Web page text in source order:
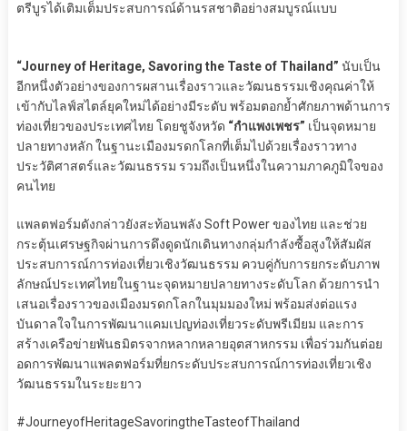
ตรีบูรได้เติมเต็มประสบการณ์ด้านรสชาติอย่างสมบูรณ์แบบ
“Journey of Heritage, Savoring the Taste of Thailand” นับเป็น
อีกหนึ่งตัวอย่างของการผสานเรื่องราวและวัฒนธรรมเชิงคุณค่าให้
เข้ากับไลฟ์สไตล์ยุคใหม่ได้อย่างมีระดับ พร้อมตอกย้ำศักยภาพด้านการ
ท่องเที่ยวของประเทศไทย โดยชูจังหวัด “กำแพงเพชร” เป็นจุดหมาย
ปลายทางหลัก ในฐานะเมืองมรดกโลกที่เต็มไปด้วยเรื่องราวทาง
ประวัติศาสตร์และวัฒนธรรม รวมถึงเป็นหนึ่งในความภาคภูมิใจของ
คนไทย
แพลตฟอร์มดังกล่าวยังสะท้อนพลัง Soft Power ของไทย และช่วย
กระตุ้นเศรษฐกิจผ่านการดึงดูดนักเดินทางกลุ่มกำลังซื้อสูงให้สัมผัส
ประสบการณ์การท่องเที่ยวเชิงวัฒนธรรม ควบคู่กับการยกระดับภาพ
ลักษณ์ประเทศไทยในฐานะจุดหมายปลายทางระดับโลก ด้วยการนำ
เสนอเรื่องราวของเมืองมรดกโลกในมุมมองใหม่ พร้อมส่งต่อแรง
บันดาลใจในการพัฒนาแคมเปญท่องเที่ยวระดับพรีเมียม และการ
สร้างเครือข่ายพันธมิตรจากหลากหลายอุตสาหกรรม เพื่อร่วมกันต่อย
อดการพัฒนาแพลตฟอร์มที่ยกระดับประสบการณ์การท่องเที่ยวเชิง
วัฒนธรรมในระยะยาว
#JourneyofHeritageSavoringtheTasteofThailand